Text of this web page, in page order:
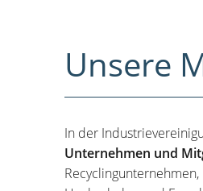
Unsere
In der
Unternehmen und